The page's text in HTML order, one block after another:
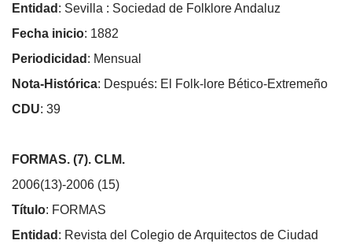
Entidad : Sevilla : Sociedad de Folklore Andaluz
Fecha inicio: 1882
Periodicidad : Mensual
Nota-Histórica: Después: El Folk-lore Bético-Extremeño
CDU: 39
FORMAS. (7). CLM.
2006(13)-2006 (15)
Título: FORMAS
Entidad : Revista del Colegio de Arquitectos de Ciudad